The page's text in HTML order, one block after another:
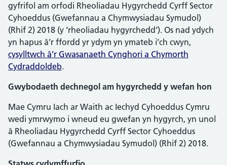
gyfrifol am orfodi Rheoliadau Hygyrchedd Cyrff Sector
Cyhoeddus (Gwefannau a Chymwysiadau Symudol)
(Rhif 2) 2018 (y ‘rheoliadau hygyrchedd’). Os nad ydych
yn hapus â’r ffordd yr ydym yn ymateb i’ch cwyn,
cysylltwch â’r Gwasanaeth Cynghori a Chymorth
Cydraddoldeb.
Gwybodaeth dechnegol am hygyrchedd y wefan hon
Mae Cymru Iach ar Waith ac Iechyd Cyhoeddus Cymru
wedi ymrwymo i wneud eu gwefan yn hygyrch, yn unol
â Rheoliadau Hygyrchedd Cyrff Sector Cyhoeddus
(Gwefannau a Chymwysiadau Symudol) (Rhif 2) 2018.